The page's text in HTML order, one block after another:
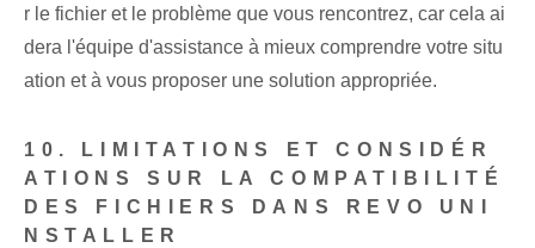
r le fichier et le problème que vous rencontrez, car cela ai
dera l'équipe d'assistance à mieux comprendre votre situ
ation et à vous proposer une solution appropriée.
10. LIMITATIONS ET CONSIDÉR
ATIONS SUR LA COMPATIBILITÉ
DES FICHIERS DANS REVO UNI
NSTALLER